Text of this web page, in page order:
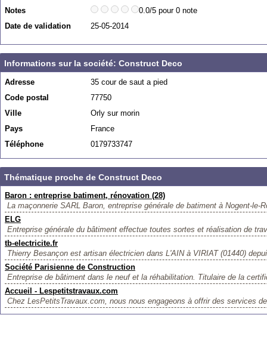
Notes
0.0/5 pour 0 note
Date de validation
25-05-2014
Informations sur la société: Construct Deco
Adresse
35 cour de saut a pied
Code postal
77750
Ville
Orly sur morin
Pays
France
Téléphone
0179733747
Thématique proche de Construct Deco
Baron : entreprise batiment, rénovation (28)
La maçonnerie SARL Baron, entreprise générale de batiment à Nogent-le-
ELG
Entreprise générale du bâtiment effectue toutes sortes et réalisation de
tb-electricite.fr
Thierry Besançon est artisan électricien dans L'AIN à VIRIAT (01440)
Société Parisienne de Construction
Entreprise de bâtiment dans le neuf et la réhabilitation. Titulaire de la
Accueil - Lespetitstravaux.com
Chez LesPetitsTravaux.com, nous nous engageons à offrir des services